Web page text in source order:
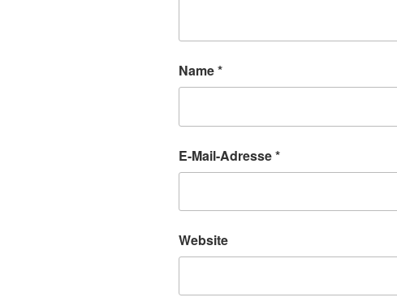
Name*
E-Mail-Adresse*
Website